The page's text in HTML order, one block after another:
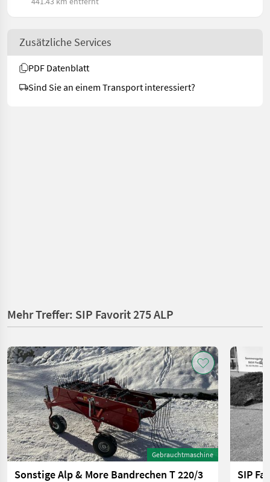
Zusätzliche Services
PDF Datenblatt
Sind Sie an einem Transport interessiert?
Mehr Treffer: SIP Favorit 275 ALP
Gebrauchtmaschine
Sonstige Alp & More Bandrechen T 220/3
SIP